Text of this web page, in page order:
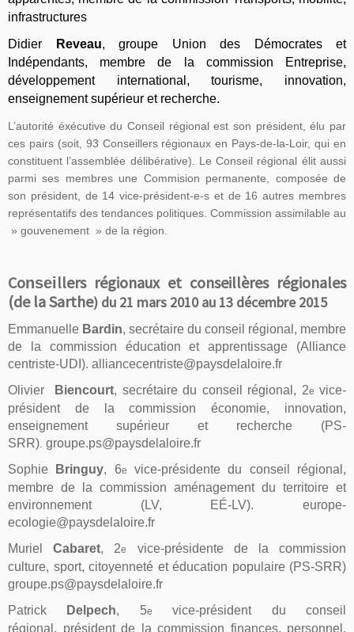
infrastructures
Didier
Reveau, groupe Union des Démocrates et
Indépendants, membre de la commission Entreprise,
développement international, tourisme, innovation,
enseignement supérieur et recherche.
L’autorité éxécutive du Conseil régional est son président, élu par
ces pairs (soit, 93 Conseillers régionaux en Pays-de-la-Loir, qui en
constituent l’assemblée délibérative). Le Conseil régional élit aussi
parmi ses membres une Commision permanente, composée de
son président, de 14 vice-président-e-s et de 16 autres membres
représentatifs des tendances politiques. Commission assimilable au
» gouvenement » de la région.
Conseillers régionaux et conseillères régionales
(de la Sarthe) du 21 mars 2010 au 13 décembre 2015
Emmanuelle Bardin, secrétaire du conseil régional, membre
de la commission éducation et apprentissage (Alliance
centriste-UDI). alliancecentriste@paysdelaloire.fr
Olivier
Biencourt, secrétaire du conseil régional, 2e vice-
président de la commission économie, innovation,
enseignement supérieur et recherche (PS-
SRR) groupe.ps@paysdelaloire.fr
Sophie
Bringuy, 6e
vice-présidente du conseil régional,
membre de la commission aménagement du territoire et
environnement(LV, EÉ-LV). europe-
ecologie@paysdelaloire.fr
MurielCabaret, 2e
vice-présidente de la commission
culture, sport, citoyenneté et éducation populaire (PS-SRR)
groupe.ps@paysdelaloire.fr
Patrick
Delpech, 5e
vice-président du conseil
régional, président de la commission finances, personnel,